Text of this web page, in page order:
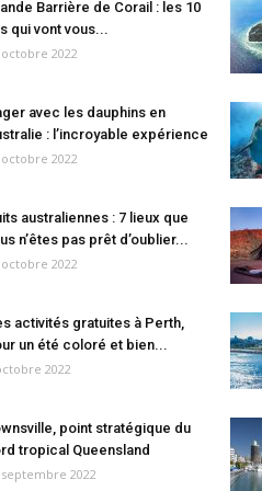
Barrière de Corail : les 10
qui vont vous...
2022
avec les dauphins en
: l’incroyable expérience
2022
australiennes : 7 lieux que
n’êtes pas prêt d’oublier...
2022
activités gratuites à Perth,
un été coloré et bien...
2022
point stratégique du
tropical Queensland
2022